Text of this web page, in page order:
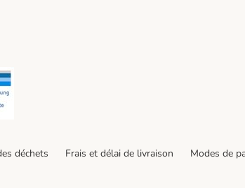
déchets Frais et délai de livraison
Modes de